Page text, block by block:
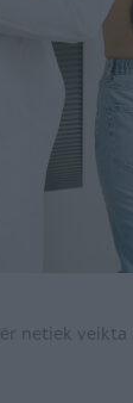
netiek